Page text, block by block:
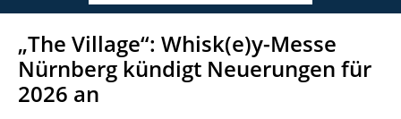
„The Village“: Whisk(e)y-Messe
Nürnberg kündigt Neuerungen für
2026 an